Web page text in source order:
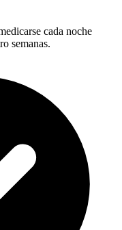
cada noche
semanas.